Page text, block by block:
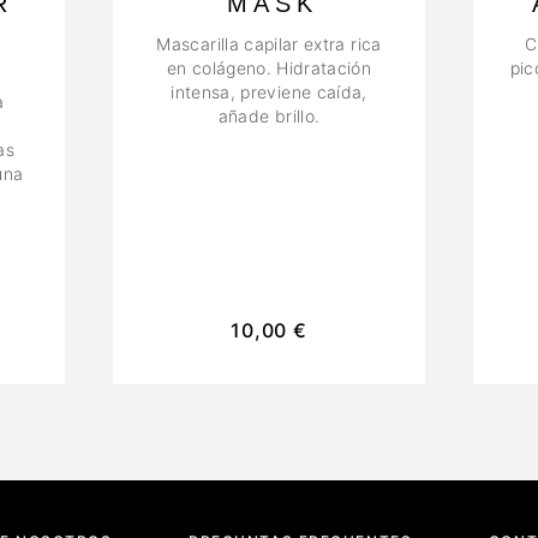
Mascarilla capilar extra rica
en colágeno. Hidratación
intensa, previene caída,
añade brillo.
10,00 €